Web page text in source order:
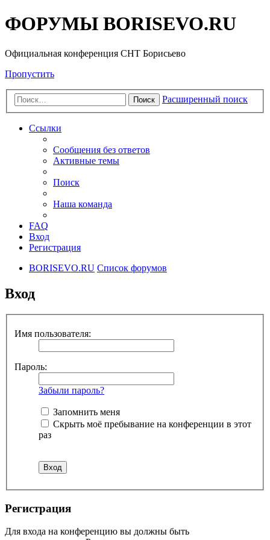
ФОРУМЫ BORISEVO.RU
Официальная конференция СНТ Борисьево
Пропустить
Поиск Расширенный поиск
Ссылки
Сообщения без ответов
Активные темы
Поиск
Наша команда
FAQ
Вход
Регистрация
BORISEVO.RU Список форумов
Вход
Имя пользователя:
Пароль:
Забыли пароль?
Запомнить меня
Скрыть моё пребывание на конференции в этот
раз
Регистрация
Для входа на конференцию вы должны быть